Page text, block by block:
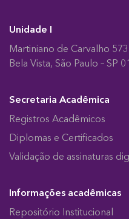
Unidade I
Martiniano de Carvalho 573
Bela Vista, São Paulo – SP
Secretaria Acadêmica
Registros Acadêmicos
Diplomas e Certificados
Validação de assinaturas
Informações acadêmicas
Repositório Institucional